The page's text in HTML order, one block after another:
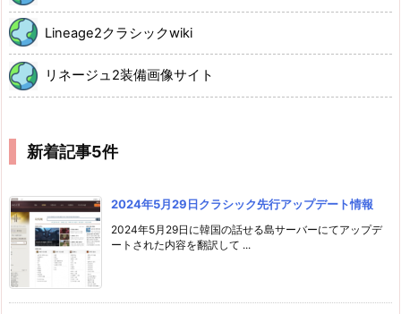
Lineage2クラシックwiki
リネージュ2装備画像サイト
新着記事5件
2024年5月29日クラシック先行アップデート情報
2024年5月29日に韓国の話せる島サーバーにてアップデ
ートされた内容を翻訳して ...